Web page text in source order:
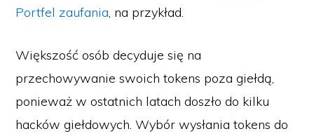
Portfel zaufania, na przykład.
Większość osób decyduje się na
przechowywanie swoich tokens poza giełdą,
ponieważ w ostatnich latach doszło do kilku
hacków giełdowych. Wybór wysłania tokens do